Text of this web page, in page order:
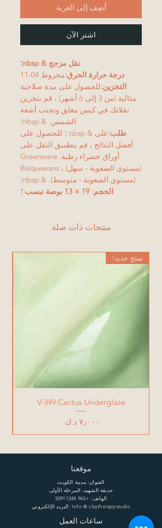
أضِف إلى العربة
اشترِ الآن
نقل مزجج & nbsp؛
درجة حرارة الحرق:مخروط 04-11
التخزين:للحصول على مدة صلاحية
مثالية (من 3 إلى 6 أشهر) ، قم بتخزين
نقلاتك في كيس مغلق وتجنب أشعة
الشمس. & nbsp؛
طلب:
على & nbsp ؛ للحصول على
أفضل النتائج ، قم بتطبيق النقل على
أوراق خضراء رطبة. Greenware
(مستوى الصعوبة - سهل) ، Bisqueware
(مستوى الصعوبة - متوسط). & nbsp؛
الحجم: 19 × 13 بوصة نبسب ؛
منتجات ذات صلة
منتج جديد!
V-349 Cactus Underglaze
السعر
موقعنا
العنوان: مدينة الكويت
حديقة الشهيد، المرحلة الأولى
الهاتف: +965 50911248
البريد الإلكتروني: Info @ claytherapystudio
ساعات العمل